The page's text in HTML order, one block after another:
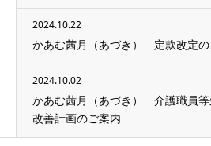
2024.10.22
かあむ茜月（あづき） 定款改定の
2024.10.02
かあむ茜月（あづき） 介護職員
改善計画のご案内